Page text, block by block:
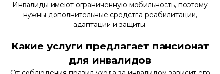
Инвалиды имеют ограниченную мобильность, поэтому
нужны дополнительные средства реабилитации,
адаптации и защиты.
Какие услуги предлагает пансионат
для инвалидов